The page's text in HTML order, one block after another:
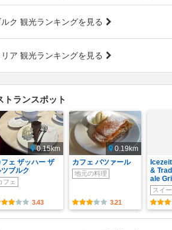
ク 観光ランキングを見る
ア 観光ランキングを見る
トランスポット
0.15km
フェ ザッハー ザ
ブルク
フェ
3.43
0.19km
カフェ バツァール
地元の料理
3.21
&
ale
スイ